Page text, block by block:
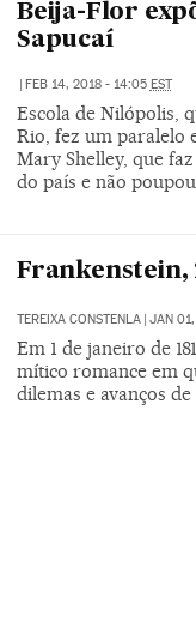
Beija-Flor
Sapucaí
FEB 14, 2018 - 14:05 EST
Escola de Nilópolis,
Rio, fez um paralelo
Mary Shelley, que
do país e não
Frankenstein,
TEREIXA CONSTENLA | JAN
Em 1 de janeiro de
mítico romance em
dilemas e avanços de